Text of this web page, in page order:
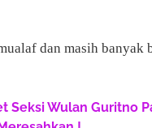
dan masih banyak
Seksi Wulan Guritno